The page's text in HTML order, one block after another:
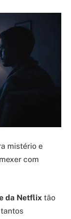
mistério e
com
da Netflix tão